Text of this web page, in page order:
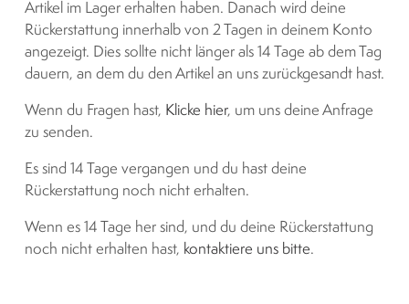
Artikel im Lager erhalten haben. Danach wird deine
Rückerstattung innerhalb von 2 Tagen in deinem Konto
angezeigt. Dies sollte nicht länger als 14 Tage ab dem Tag
dauern, an dem du den Artikel an uns zurückgesandt hast.
Wenn du Fragen hast, Klicke hier, um uns deine Anfrage
zu senden.
Es sind 14 Tage vergangen und du hast deine
Rückerstattung noch nicht erhalten.
Wenn es 14 Tage her sind, und du deine Rückerstattung
noch nicht erhalten hast, kontaktiere uns bitte.